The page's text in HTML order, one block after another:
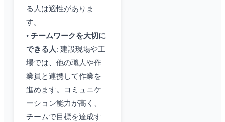
る人は適性がありま
す。
• チームワークを大切に
できる人: 建設現場や工
場では、他の職人や作
業員と連携して作業を
進めます。コミュニケ
ーション能力が高く、
チームで目標を達成す